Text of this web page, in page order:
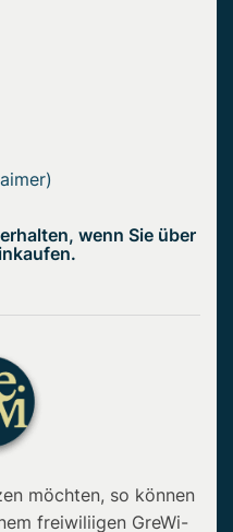
wenn Sie über
möchten, so können
freiwiliigen GreWi-